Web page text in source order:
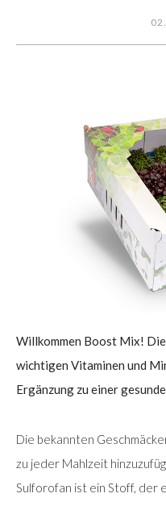
Willkommen Boost Mix!
wichtigen Vitaminen und
Ergänzung zu einer
Die bekannten
zu jeder Mahlzeit
Sulforofan ist ein Stoff, der